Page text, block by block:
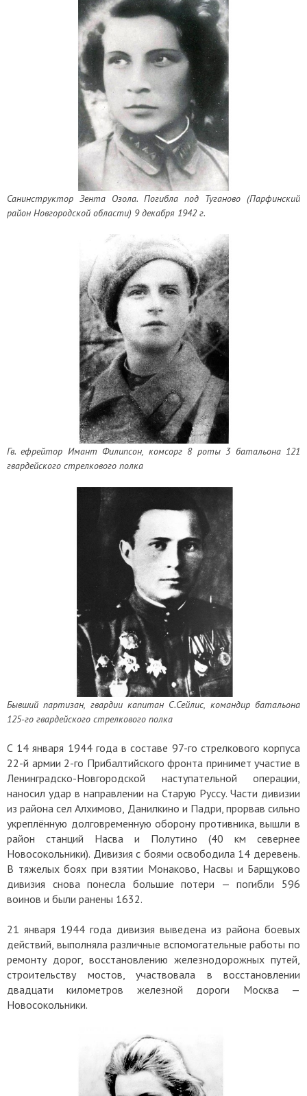
Санинструктор Зента Озола. Погибла под Туганово (Парфинский
район Новгородской области) 9 декабря 1942 г.
Гв. ефрейтор Имант Филипсон, комсорг 8 роты 3 батальона 121
гвардейского стрелкового полка
Бывший партизан, гвардии капитан С.Сейлис, командир батальона
125-го гвардейского стрелкового полка
С 14 января 1944 года в составе 97-го стрелкового корпуса
22-й армии 2-го Прибалтийского фронта принимет участие в
Ленинградско-Новгородской наступательной операции,
наносил удар в направлении на Старую Руссу. Части дивизии
из района сел Алхимово, Данилкино и Падри, прорвав сильно
укреплённую долговременную оборону противника, вышли в
район станций Насва и Полутино (40 км севернее
Новосокольники). Дивизия с боями освободила 14 деревень.
В тяжелых боях при взятии Монаково, Насвы и Барщуково
дивизия снова понесла большие потери — погибли 596
воинов и были ранены 1632.
21 января 1944 года дивизия выведена из района боевых
действий, выполняла различные вспомогательные работы по
ремонту дорог, восстановлению железнодорожных путей,
строительству мостов, участвовала в восстановлении
двадцати километров железной дороги Москва —
Новосокольники.